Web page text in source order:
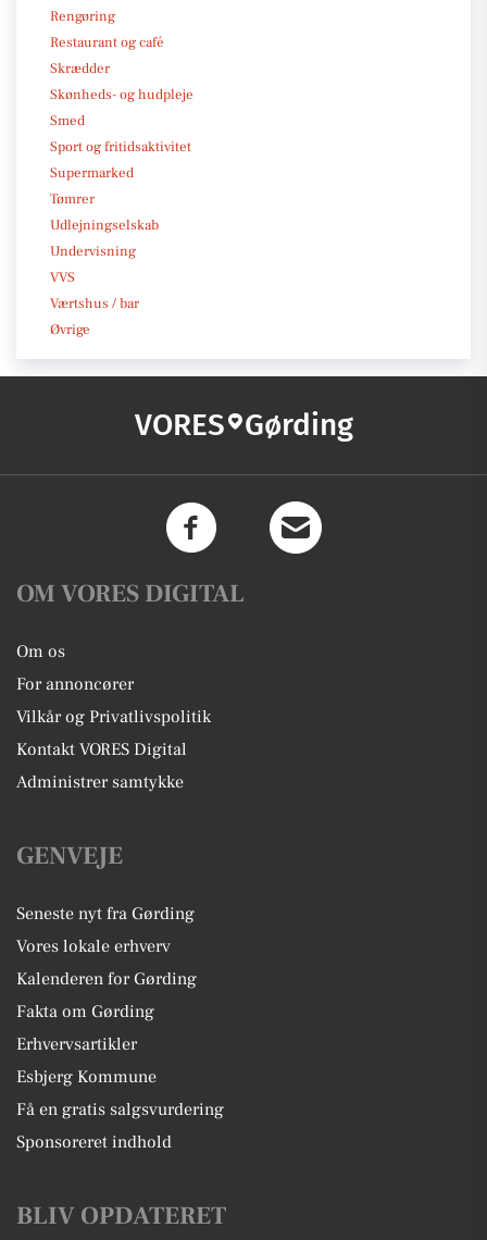
Rengøring
Restaurant og café
Skrædder
Skønheds- og hudpleje
Smed
Sport og fritidsaktivitet
Supermarked
Tømrer
Udlejningselskab
Undervisning
VVS
Værtshus / bar
Øvrige
VORES Gørding
OM VORES DIGITAL
Om os
For annoncører
Vilkår og Privatlivspolitik
Kontakt VORES Digital
Administrer samtykke
GENVEJE
Seneste nyt fra Gørding
Vores lokale erhverv
Kalenderen for Gørding
Fakta om Gørding
Erhvervsartikler
Esbjerg Kommune
Få en gratis salgsvurdering
Sponsoreret indhold
BLIV OPDATERET